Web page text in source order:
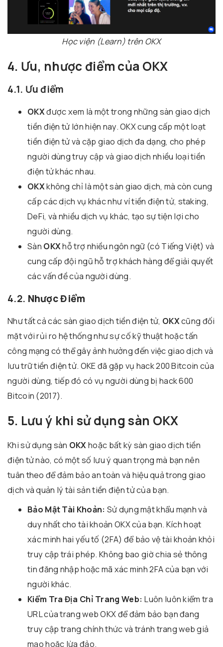
Học viện (Learn) trên OKX
4. Ưu, nhược điểm của OKX
4.1. Ưu điểm
OKXđược xem là một trong những sàn giao dịch
tiền điện tử lớn hiện nay. OKX cung cấp một loạt
tiền điện tử và cặp giao dịch đa dạng, cho phép
người dùng truy cập và giao dịch nhiều loại tiền
điện tử khác nhau.
OKXkhông chỉ là một sàn giao dịch, mà còn cung
cấp các dịch vụ khác như ví tiền điện tử, staking,
DeFi, và nhiều dịch vụ khác, tạo sự tiện lợi cho
người dùng.
Sàn OKXhỗ trợ nhiều ngôn ngữ (có Tiếng Việt) và
cung cấp đội ngũ hỗ trợ khách hàng để giải quyết
các vấn đề của người dùng.
4.2. Nhược Điểm
Như tất cả các sàn giao dịch tiền điện tử, OKXcũng đối
mặt với rủi ro hệ thống như sự cố kỹ thuật hoặc tấn
công mạng có thể gây ảnh hưởng đến việc giao dịch và
lưu trữ tiền điện tử. OKE đã gặp vụ hack 200 Bitcoin của
người dùng, tiếp đó có vụ người dùng bị hack 600
Bitcoin (2017).
5. Lưu ý khi sử dụng sàn OKX
Khi sử dụng sàn OKXhoặc bất kỳ sàn giao dịch tiền
điện tử nào, có một số lưu ý quan trọng mà bạn nên
tuân theo để đảm bảo an toàn và hiệu quả trong giao
dịch và quản lý tài sản tiền điện tử của bạn.
Bảo Mật Tài Khoản: Sử dụng mật khẩu mạnh và
duy nhất cho tài khoản OKX của bạn. Kích hoạt
xác minh hai yếu tố (2FA) để bảo vệ tài khoản khỏi
truy cập trái phép. Không bao giờ chia sẻ thông
tin đăng nhập hoặc mã xác minh 2FA của bạn với
người khác.
Kiểm Tra Địa Chỉ Trang Web: Luôn luôn kiểm tra
URL của trang web OKX để đảm bảo bạn đang
truy cập trang chính thức và tránh trang web giả
mạo hoặc lừa đảo.